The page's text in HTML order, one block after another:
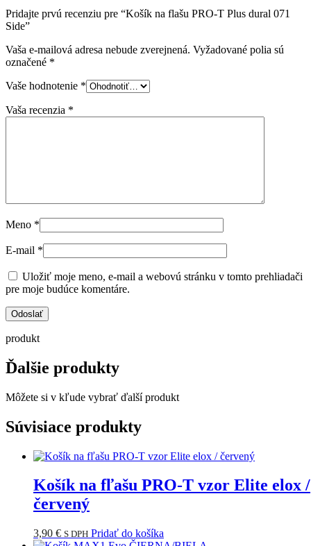
Pridajte prvú recenziu pre “Košík na flašu PRO-T Plus dural 071
Side”
Vaša e-mailová adresa nebude zverejnená. Vyžadované polia sú
označené *
Vaše hodnotenie *
Vaša recenzia *
Meno *
E-mail *
Uložiť moje meno, e-mail a webovú stránku v tomto prehliadači
pre moje budúce komentáre.
produkt
Ďalšie produkty
Môžete si v kľude vybrať ďalší produkt
Súvisiace produkty
Košík na fľašu PRO-T vzor Elite elox /
červený
3,90 € S DPH Pridať do košíka